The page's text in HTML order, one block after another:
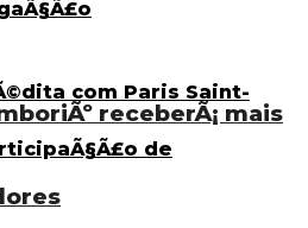
receberÃ¡ mais